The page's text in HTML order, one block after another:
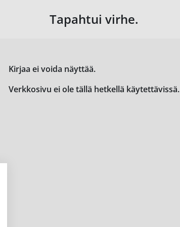
Tapahtui virhe.
Kirjaa ei voida näyttää.
Verkkosivu ei ole tällä hetkellä käytettävissä.